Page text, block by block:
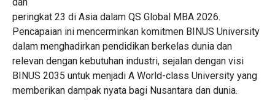
peringkat 23 di Asia dalam QS Global MBA 2026.
Pencapaian ini mencerminkan komitmen BINUS University
dalam menghadirkan pendidikan berkelas dunia dan
relevan dengan kebutuhan industri, sejalan dengan visi
BINUS 2035 untuk menjadi A World-class University yang
memberikan dampak nyata bagi Nusantara dan dunia.